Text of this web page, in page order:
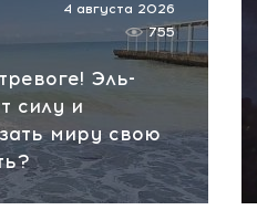
Эль-
силу и
миру свою
4 августа 2026
755